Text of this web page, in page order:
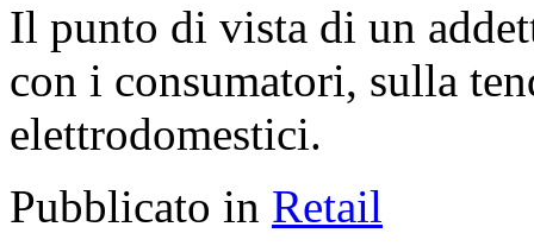
Il punto di vista di un
con i consumatori, sulla
elettrodomestici.
Pubblicato in Retail